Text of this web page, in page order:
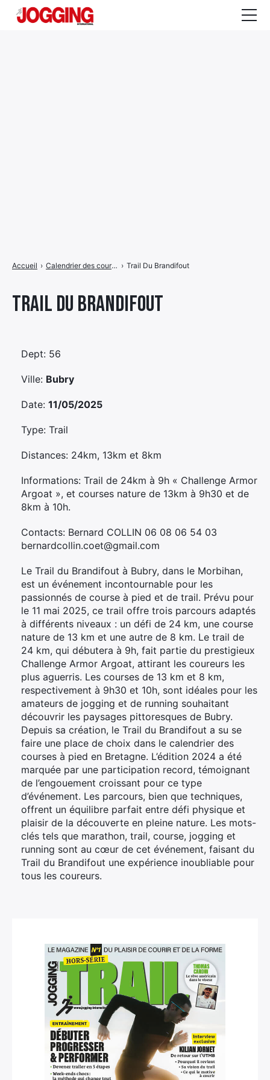
Trail Du Brandifout
Accueil › Calendrier des courses › Trail Du Brandifout
Dept: 56
Ville: Bubry
Date: 11/05/2025
Type: Trail
Distances: 24km, 13km et 8km
Informations: Trail de 24km à 9h « Challenge Armor
Argoat », et courses nature de 13km à 9h30 et de
8km à 10h.
Contacts: Bernard COLLIN 06 08 06 54 03
bernardcollin.coet@gmail.com
Le Trail du Brandifout à Bubry, dans le Morbihan,
est un événement incontournable pour les
passionnés de course à pied et de trail. Prévu pour
le 11 mai 2025, ce trail offre trois parcours adaptés
à différents niveaux : un défi de 24 km, une course
nature de 13 km et une autre de 8 km. Le trail de
24 km, qui débutera à 9h, fait partie du prestigieux
Challenge Armor Argoat, attirant les coureurs les
plus aguerris. Les courses de 13 km et 8 km,
respectivement à 9h30 et 10h, sont idéales pour les
amateurs de jogging et de running souhaitant
découvrir les paysages pittoresques de Bubry.
Depuis sa création, le Trail du Brandifout a su se
faire une place de choix dans le calendrier des
courses à pied en Bretagne. L’édition 2024 a été
marquée par une participation record, témoignant
de l’engouement croissant pour ce type
d’événement. Les parcours, bien que techniques,
offrent un équilibre parfait entre défi physique et
plaisir de la découverte en pleine nature. Les mots-
clés tels que marathon, trail, course, jogging et
running sont au cœur de cet événement, faisant du
Trail du Brandifout une expérience inoubliable pour
tous les coureurs.
de